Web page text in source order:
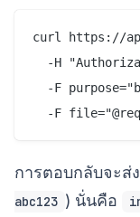
curl https://
-H
-F
การตอบกลับจะส่
abc123 ) นั่นคือ